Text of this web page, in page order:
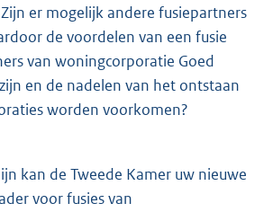
er mogelijk andere fusiepartners
de voordelen van een fusie
van woningcorporatie Goed
en de nadelen van het ontstaan
worden voorkomen?
kan de Tweede Kamer uw nieuwe
voor fusies van